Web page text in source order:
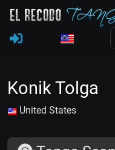
Konik Tolga
United States